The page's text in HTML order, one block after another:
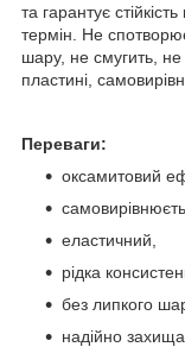
та гарантує
термін. Не
шару, не смугить, не
пластині,
Переваги:
оксамитовий
еластичний,
рідка
без липкого
надійно